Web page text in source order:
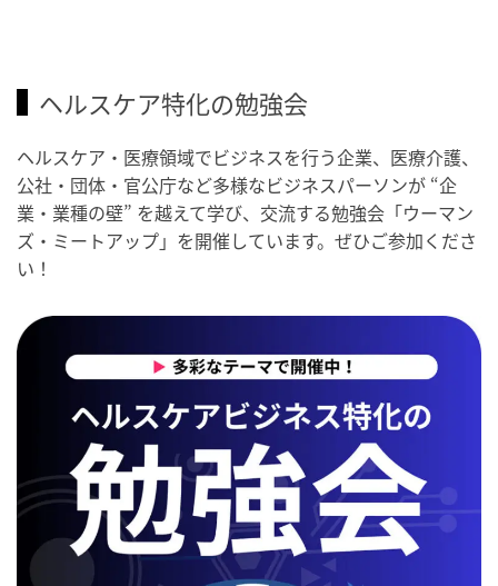
ヘルスケア特化の勉強会
ヘルスケア・医療領域でビジネスを行う企業、医療介護、
公社・団体・官公庁など多様なビジネスパーソンが “企
業・業種の壁” を越えて学び、交流する勉強会「ウーマン
ズ・ミートアップ」を開催しています。ぜひご参加くださ
い！